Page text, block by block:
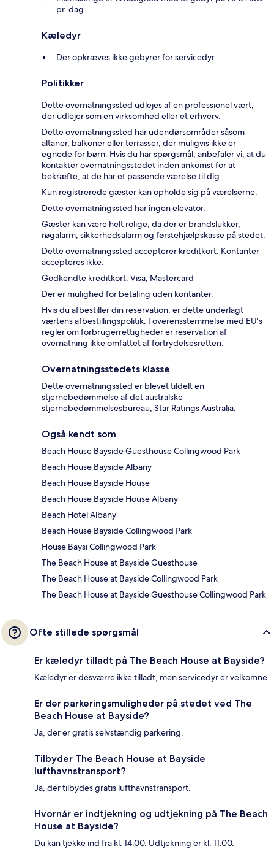
pr. dag
Kæledyr
Der opkræves ikke gebyrer for servicedyr
Politikker
Dette overnatningssted udlejes af en professionel vært,
der udlejer som en virksomhed eller et erhverv.
Dette overnatningssted har udendørsområder såsom
altaner, balkoner eller terrasser, der muligvis ikke er
egnede for børn. Hvis du har spørgsmål, anbefaler vi, at du
kontakter overnatningsstedet inden ankomst for at
bekræfte, at de har et passende værelse til dig.
Kun registrerede gæster kan opholde sig på værelserne.
Dette overnatningssted har ingen elevator.
Gæster kan være helt rolige, da der er brandslukker,
røgalarm, sikkerhedsalarm og førstehjælpskasse på stedet.
Dette overnatningssted accepterer kreditkort. Kontanter
accepteres ikke.
Godkendte kreditkort: Visa, Mastercard
Der er mulighed for betaling uden kontanter.
Hvis du afbestiller din reservation, er dette underlagt
værtens afbestillingspolitik. I overensstemmelse med EU's
regler om forbrugerrettigheder er reservation af
overnatning ikke omfattet af fortrydelsesretten.
Overnatningsstedets klasse
Dette overnatningssted er blevet tildelt en
stjernebedømmelse af det australske
stjernebedømmelsesbureau, Star Ratings Australia.
Også kendt som
Beach House Bayside Guesthouse Collingwood Park
Beach House Bayside Albany
Beach House Bayside House
Beach House Bayside House Albany
Beach Hotel Albany
Beach House Bayside Collingwood Park
House Baysi Collingwood Park
The Beach House at Bayside Guesthouse
The Beach House at Bayside Collingwood Park
The Beach House at Bayside Guesthouse Collingwood Park
Ofte stillede spørgsmål
Er kæledyr tilladt på The Beach House at Bayside?
Kæledyr er desværre ikke tilladt, men servicedyr er velkomne.
Er der parkeringsmuligheder på stedet ved The
Beach House at Bayside?
Ja, der er gratis selvstændig parkering.
Tilbyder The Beach House at Bayside
lufthavnstransport?
Ja, der tilbydes gratis lufthavnstransport.
Hvornår er indtjekning og udtjekning på The Beach
House at Bayside?
Du kan tjekke ind fra kl. 14.00. Udtjekning er kl. 11.00.